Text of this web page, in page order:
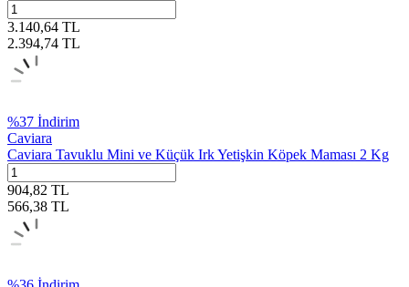
3.140,64 TL
2.394,74 TL
%37 İndirim
Caviara
Caviara Tavuklu Mini ve Küçük Irk Yetişkin Köpek Maması 2 Kg
904,82 TL
566,38 TL